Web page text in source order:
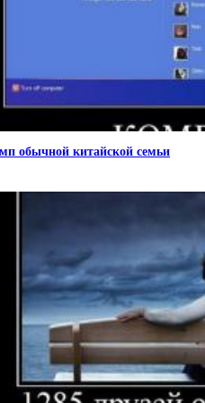
обычной китайской семьи